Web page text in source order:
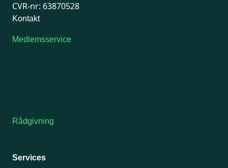
CVR-nr: 63870528
Kontakt
Medlemsservice
Rådgivning
Services